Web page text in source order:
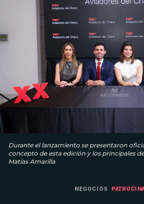
Durante el lanzamiento se presentaron
concepto de esta edición y los principales
Matías Amarilla
NEGOCIOS